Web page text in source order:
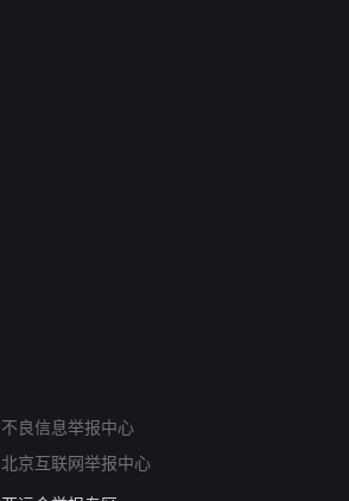
不良信息举报中心
北京互联网举报中心
算法推荐专项举报